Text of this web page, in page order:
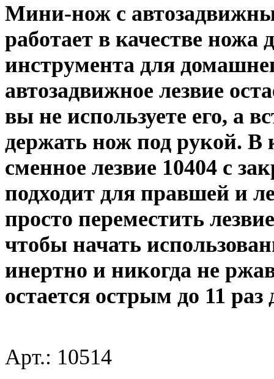
Мини-нож с
работает в качестве
инструмента для
автозадвижное лезвие
вы не используете его, а
держать нож под рукой.
сменное лезвие 10404 с
подходит для правшей и
просто переместить
чтобы начать
инертно и никогда не
остается острым до 11
Арт.: 10514